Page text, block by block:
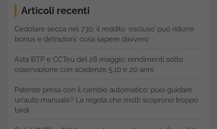
Articoli recenti
Cedolare secca nel 730, il reddito ‘escluso’ può ridurre
bonus e detrazioni: cosa sapere davvero
Asta BTP e CCTeu del 28 maggio: rendimenti sotto
osservazione con scadenze 5,10 e 20 anni
Patente presa con il cambio automatico: puoi guidare
un’auto manuale? La regola che molti scoprono troppo
tardi